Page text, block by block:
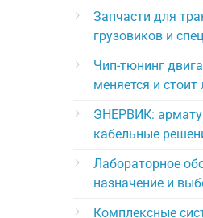
Запчасти для
грузовиков и
Чип-тюнинг
меняется и стоит
ЭНЕРВИК:
кабельные
Лабораторное
назначение и
Комплексные